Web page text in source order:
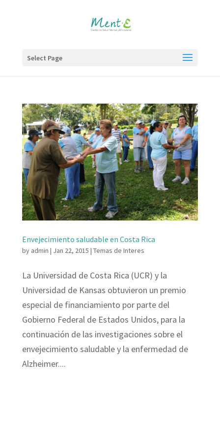
Select Page
Envejecimiento saludable en Costa Rica
by admin | Jan 22, 2015 | Temas de Interes
La Universidad de Costa Rica (UCR) y la
Universidad de Kansas obtuvieron un premio
especial de financiamiento por parte del
Gobierno Federal de Estados Unidos, para la
continuación de las investigaciones sobre el
envejecimiento saludable y la enfermedad de
Alzheimer....